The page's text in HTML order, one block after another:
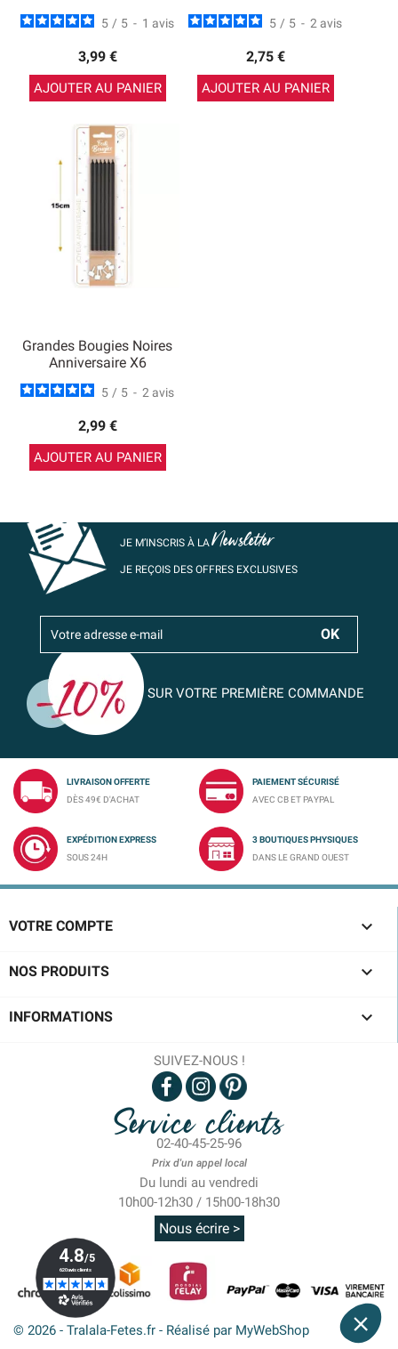
5 / 5 - 1 avis
3,99 €
AJOUTER AU PANIER
5 / 5 - 2 avis
2,75 €
AJOUTER AU PANIER
Grandes Bougies Noires
Anniversaire X6
5 / 5 - 2 avis
2,99 €
AJOUTER AU PANIER
JE M’INSCRIS À LANewsletter
JE REÇOIS DES OFFRES EXCLUSIVES
SUR VOTRE PREMIÈRE COMMANDE
LIVRAISON OFFERTE
DÈS 49€ D'ACHAT
PAIEMENT SÉCURISÉ
AVEC CB ET PAYPAL
EXPÉDITION EXPRESS
SOUS 24H
3 BOUTIQUES PHYSIQUES
DANS LE GRAND OUEST
VOTRE COMPTE 
NOS PRODUITS 
INFORMATIONS 
SUIVEZ-NOUS !
Service clients
02-40-45-25-96
Prix d'un appel local
Du lundi au vendredi
10h00-12h30 / 15h00-18h30
Nous écrire >
© 2026 - Tralala-Fetes.fr - Réalisé par MyWebShop